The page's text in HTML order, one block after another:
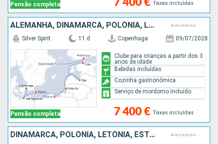
Pensão completa Taxas incluídas
ALEMANHA, DINAMARCA, POLÓNIA, LETÓNIA, ESTÓNIA, FINLÂNDIA, SUÉCIA
Pensão completa
Silver Spirit 11 d Copenhaga 09/07/2028
7 400 € Taxas incluídas
Clube para crianças a partir dos 3
anos de idade
Bebidas incluídas
Cozinha gastronómica
Serviço de mordomo incluído
DINAMARCA, POLÓNIA, LETÓNIA, ESTÓNIA, FINLÂNDIA, SUÉCIA